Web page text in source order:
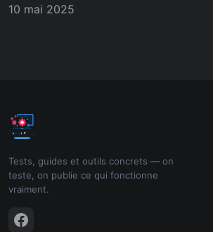
10 mai 2025
Tests, guides et outils concrets — on
teste, on publie ce qui fonctionne
vraiment.